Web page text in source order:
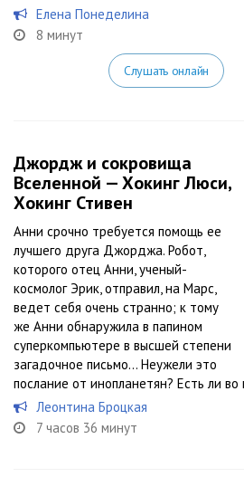
Елена Понеделина
8 минут
Слушать онлайн
Джордж и сокровища
Вселенной — Хокинг Люси,
Хокинг Стивен
Анни срочно требуется помощь ее
лучшего друга Джорджа. Робот,
которого отец Анни, ученый-
космолог Эрик, отправил, на Марс,
ведет себя очень странно; к тому
же Анни обнаружила в папином
суперкомпьютере в высшей степени
загадочное письмо… Неужели это
послание от инопланетян? Есть ли во
Леонтина Броцкая
7 часов 36 минут